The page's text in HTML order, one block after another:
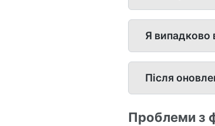
Я випадково
Після
Проблеми з